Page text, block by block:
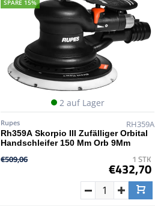
SPARE 15%
2 auf Lager
Rupes RH359A
Rh359A Skorpio III Zufälliger Orbital
Handschleifer 150 Mm Orb 9Mm
€509,06 1 STK
€432,70